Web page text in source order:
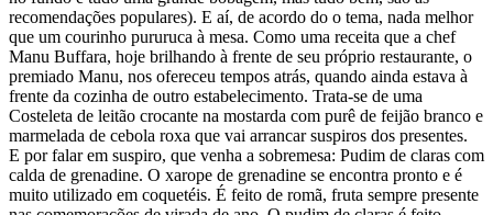
recomendações populares). E aí, de acordo do o tema, nada melhor
que um courinho pururuca à mesa. Como uma receita que a chef
Manu Buffara, hoje brilhando à frente de seu próprio restaurante, o
premiado Manu, nos ofereceu tempos atrás, quando ainda estava à
frente da cozinha de outro estabelecimento. Trata-se de uma
Costeleta de leitão crocante na mostarda com purê de feijão branco e
marmelada de cebola roxa que vai arrancar suspiros dos presentes.
E por falar em suspiro, que venha a sobremesa: Pudim de claras com
calda de grenadine. O xarope de grenadine se encontra pronto e é
muito utilizado em coquetéis. É feito de romã, fruta sempre presente